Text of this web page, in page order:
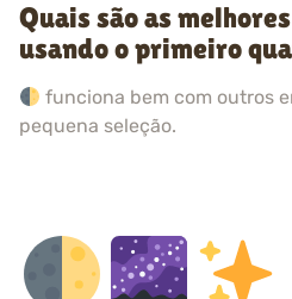
Quais são as
usando o primeiro
funciona bem com outros
pequena seleção.